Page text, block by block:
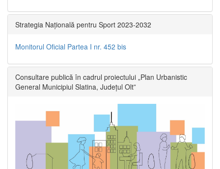
Strategia Națională pentru Sport 2023-2032
Monitorul Oficial Partea I nr. 452 bis
Consultare publică în cadrul proiectului „Plan Urbanistic
General Municipiul Slatina, Județul Olt”